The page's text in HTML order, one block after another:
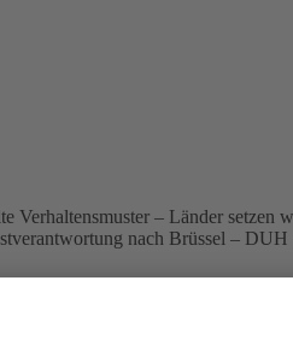
– Länder setzen
nach Brüssel –
Umdenken beim
die Länder setzen weiter